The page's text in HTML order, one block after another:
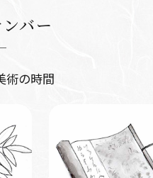
バー
術の時間